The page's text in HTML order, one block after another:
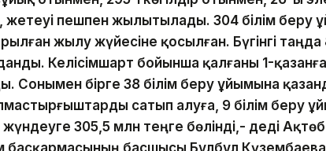
жетеуі пешпен жылытылады. 304 білім беру
жылу жүйесіне қосылған. Бүгінгі таңда
Келісімшарт бойынша қалғаны 1-
Сонымен бірге 38 білім беру ұйымына
сатып алуға, 9 білім беру
305,5 млн теңге бөлінді,- деді
басқармасының басшысы Бұлбұл